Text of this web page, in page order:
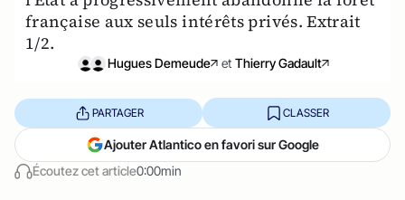
française aux seuls intérêts privés. Extrait
1/2.
Hugues Demeude et Thierry Gadault
Écoutez cet article0:00min
PARTAGER CLASSER
Ajouter Atlantico en favori sur Google